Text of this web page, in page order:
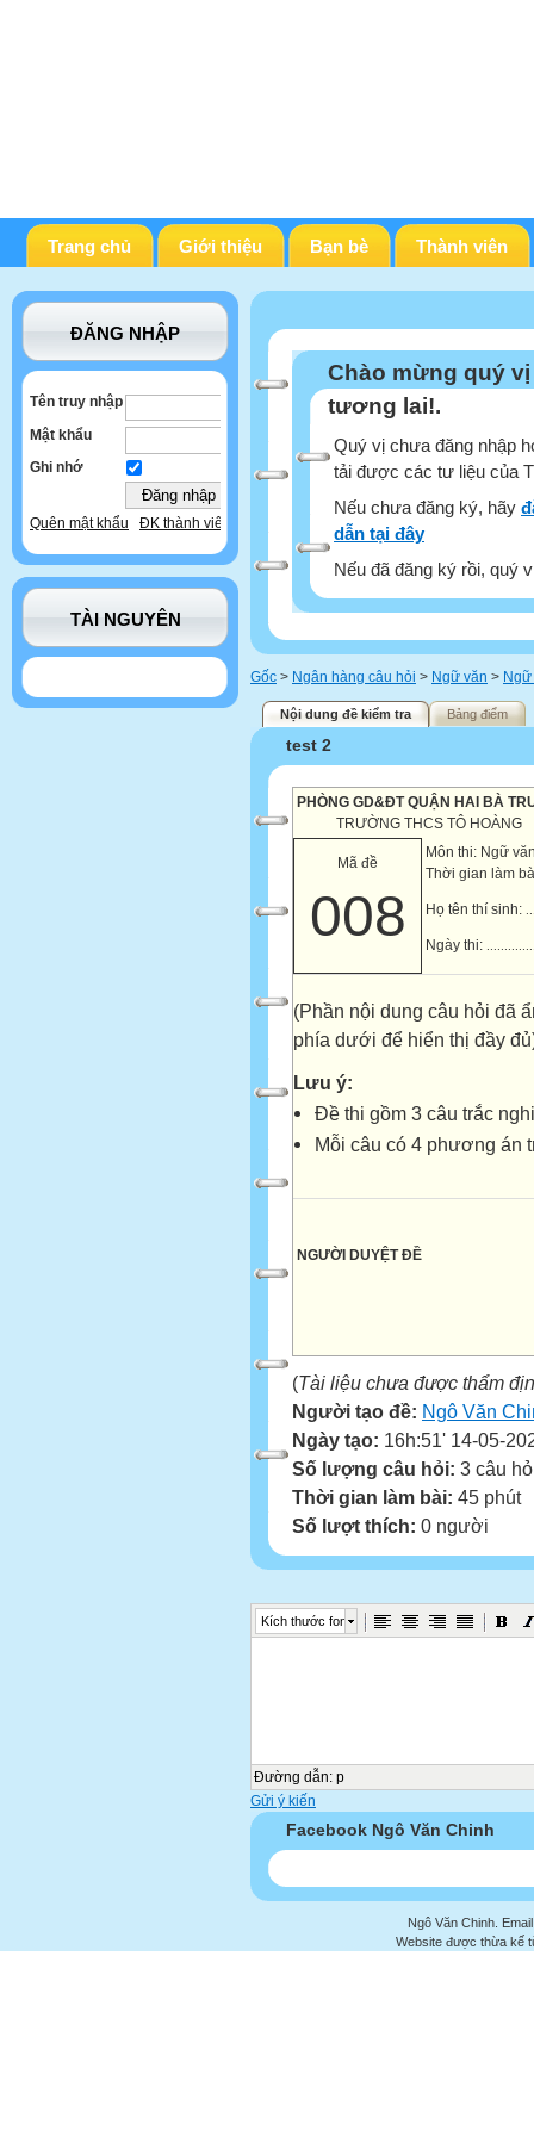
Trang chủ Giới thiệu Bạn bè Thành viên
ĐĂNG NHẬP
Tên truy nhập
Mật khẩu
Ghi nhớ
Quên mật khẩu ĐK thành viên
TÀI NGUYÊN
Chào mừng quý
tương lai!.
Quý vị chưa đăng nhập
tải được các tư liệu của
Nếu chưa đăng ký, hãy
dẫn tại đây
Nếu đã đăng ký rồi, quý
Gốc > Ngân hàng câu hỏi > Ngữ văn >
Nội dung đề kiểm tra Bảng điểm
test 2
PHÒNG GD&ĐT QUẬN HAI BÀ
TRƯỜNG THCS TÔ HOÀNG
Mã đề
008
Môn thi: Ngữ
Thời gian làm
Họ tên thí sinh:
Ngày thi:
(Phần nội dung câu hỏi đã
phía dưới để hiển thị đầy
Lưu ý:
Đề thi gồm 3 câu trắc
Mỗi câu có 4 phương án
NGƯỜI DUYỆT ĐỀ
(Tài liệu chưa được thẩm
Người tạo đề: Ngô Văn
Ngày tạo: 16h:51' 14-05-
Số lượng câu hỏi: 3 câu
Thời gian làm bài: 45 phút
Số lượt thích: 0 người
Kích thước font
Đường dẫn: p
Gửi ý kiến
Facebook Ngô Văn Chinh
Ngô Văn Chinh.
Website được thừa kế